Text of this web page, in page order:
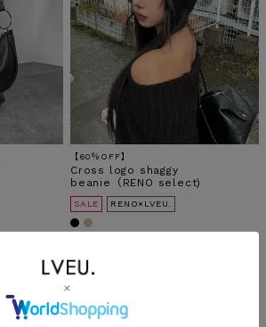
【60％OFF】
Cross logo shaggy
beanie（RENO select)
SALE RENO×LVEU.